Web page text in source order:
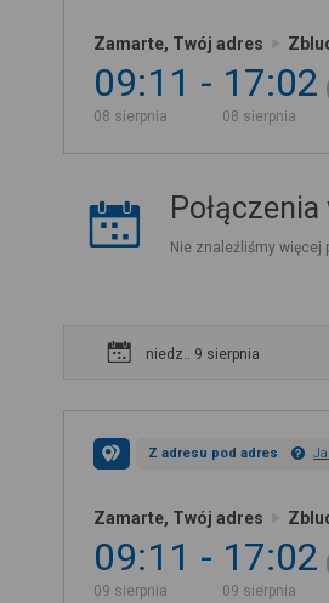
Zamarte, Twój adres
09:11
08 sierpnia
17:02
08 sierpnia
Nie znaleźliśmy więcej
niedz.. 9 sierpnia
Z adresu pod adres
Zamarte, Twój adres
09:11
09 sierpnia
17:02
09 sierpnia